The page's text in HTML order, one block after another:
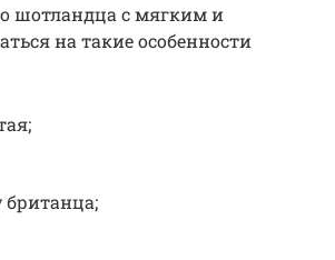
шотландца с мягким и
на такие особенности
британца;